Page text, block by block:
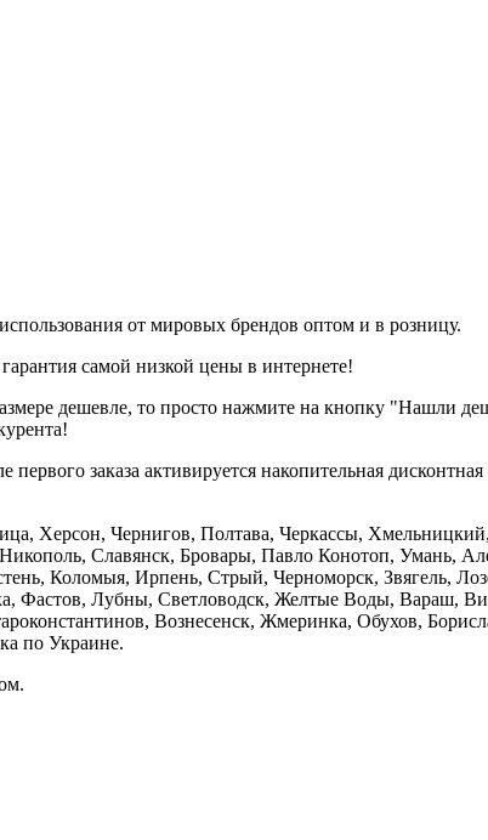
от мировых брендов оптом и в розницу.
самой низкой цены в интернете!
дешевле, то просто нажмите на кнопку "Нашли
заказа активируется накопительная
Херсон, Чернигов, Полтава, Черкассы,
Славянск, Бровары, Павло Конотоп, Умань,
Коломыя, Ирпень, Стрый, Черноморск, Звягель,
Фастов, Лубны, Светловодск, Желтые Воды, Вараш,
Вознесенск, Жмеринка, Обухов,
по Украине.